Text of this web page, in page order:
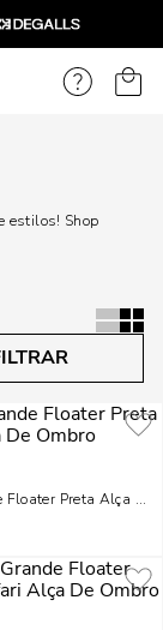
estilos! Shop
Floater Preta Alça De